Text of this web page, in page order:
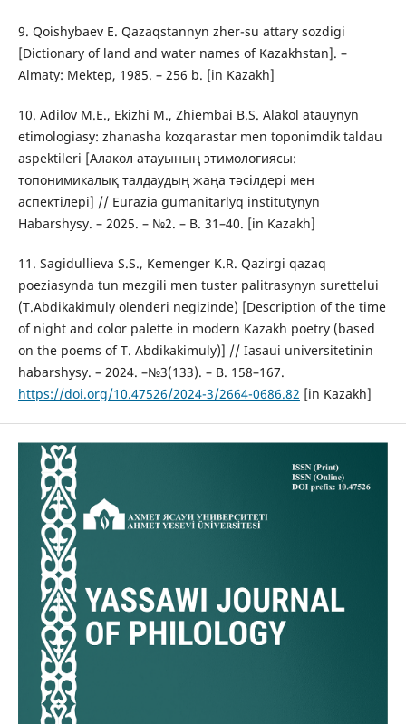
9. Qoishybaev E. Qazaqstannyn zher-su attary sozdіgі
[Dictionary of land and water names of Kazakhstan]. –
Almaty: Mektep, 1985. – 256 b. [in Kazakh]
10. Adіlov M.E., Ekizhi M., Zhiembai B.S. Alakol atauynyn
etimologiasy: zhanasha kozqarastar men toponimdіk taldau
aspektіlerі [Алакөл атауының этимологиясы:
топонимикалық талдаудың жаңа тәсілдері мен
аспектілері] // Eurazia gumanitarlyq institutynyn
Habarshysy. – 2025. – №2. – B. 31–40. [in Kazakh]
11. Sagidullieva S.S., Kemenger K.R. Qazіrgі qazaq
poeziasynda tun mezgіlі men tuster palitrasynyn suretteluі
(T.Abdіkakіmuly olenderі negіzіnde) [Description of the time
of night and color palette in modern Kazakh poetry (based
on the poems of T. Abdikakimuly)] // Iasaui universitetіnіn
habarshysy. – 2024. –№3(133). – B. 158–167.
https://doi.org/10.47526/2024-3/2664-0686.82 [in Kazakh]